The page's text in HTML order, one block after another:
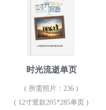
时光流逝单页
( 所需照片：236 )
( 12寸竖款205*285单页 )